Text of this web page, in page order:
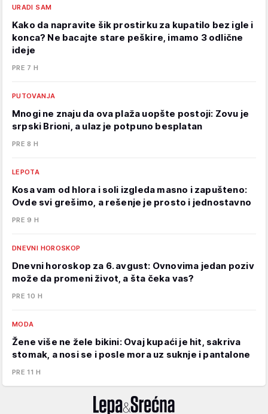
URADI SAM
Kako da napravite šik prostirku za kupatilo bez igle i
konca? Ne bacajte stare peškire, imamo 3 odlične
ideje
PRE 7 H
PUTOVANJA
Mnogi ne znaju da ova plaža uopšte postoji: Zovu je
srpski Brioni, a ulaz je potpuno besplatan
PRE 8 H
LEPOTA
Kosa vam od hlora i soli izgleda masno i zapušteno:
Ovde svi grešimo, a rešenje je prosto i jednostavno
PRE 9 H
DNEVNI HOROSKOP
Dnevni horoskop za 6. avgust: Ovnovima jedan poziv
može da promeni život, a šta čeka vas?
PRE 10 H
MODA
Žene više ne žele bikini: Ovaj kupaći je hit, sakriva
stomak, a nosi se i posle mora uz suknje i pantalone
PRE 11 H